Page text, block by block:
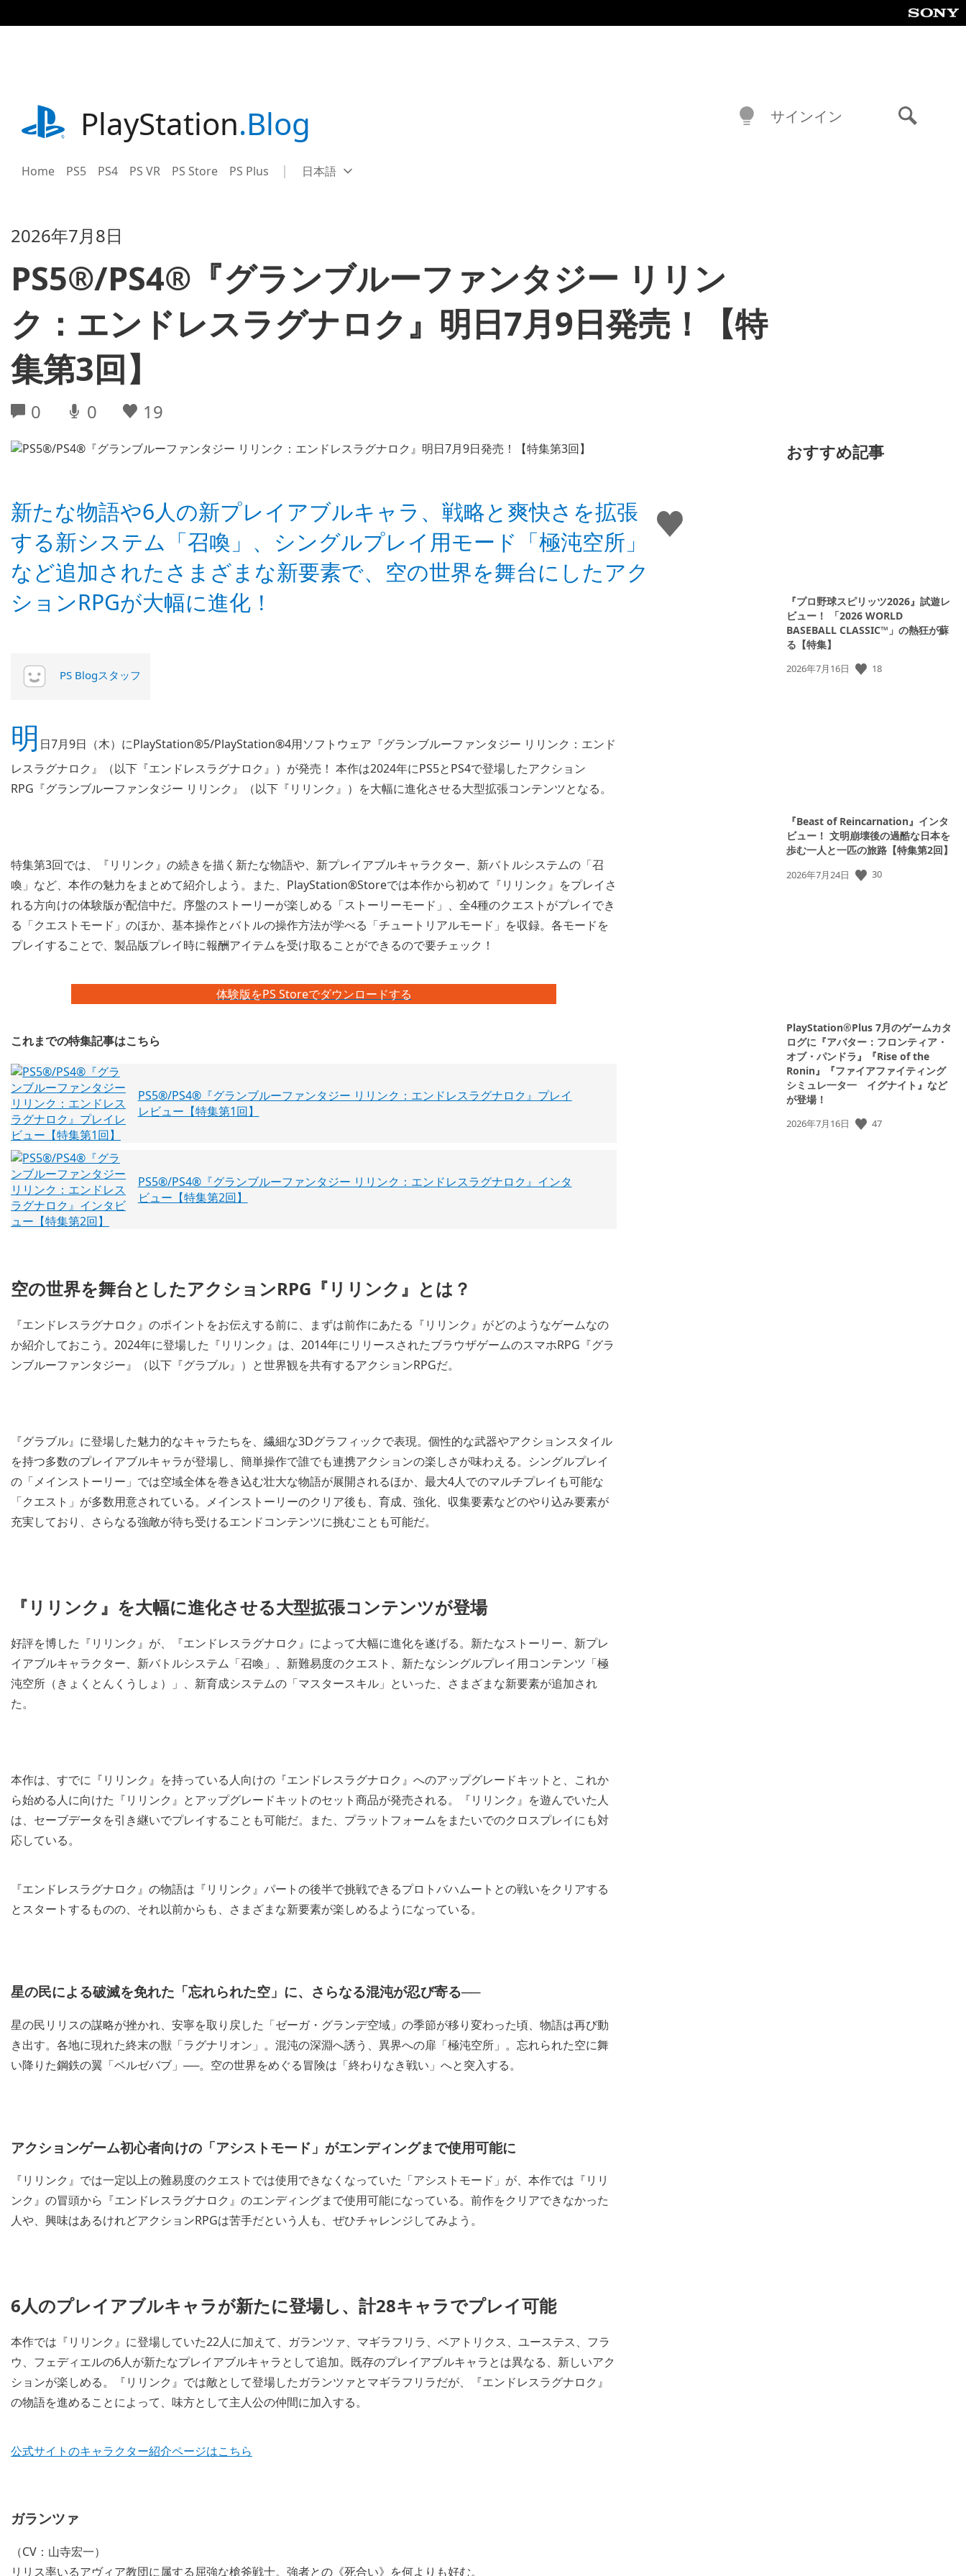
事
playstation.comPlayStation.Blog
Home PS5 PS4 PS VR PS Store PS Plus Select
Current
日本語
サインイン
2026年7月8日
PS5®/PS4®『グランブルーファンタジー リリン
ク：エンドレスラグナロク』明日7月9日発売！【特
集第3回】
0 0 19
い
い
ね
新たな物語や6人の新プレイアブルキャラ、戦略と爽快さを拡張
する新システム「召喚」、シングルプレイ用モード「極沌空所」
など追加されたさまざまな新要素で、空の世界を舞台にしたアク
ションRPGが大幅に進化！
PS Blogスタッフ
明 日7月9日（木）にPlayStation®5/PlayStation®4用ソフトウェア『グランブルーファンタジー リリンク：エンド
レスラグナロク』（以下『エンドレスラグナロク』）が発売！ 本作は2024年にPS5とPS4で登場したアクション
RPG『グランブルーファンタジー リリンク』（以下『リリンク』）を大幅に進化させる大型拡張コンテンツとなる。
特集第3回では、『リリンク』の続きを描く新たな物語や、新プレイアブルキャラクター、新バトルシステムの「召
喚」など、本作の魅力をまとめて紹介しよう。また、PlayStation®Storeでは本作から初めて『リリンク』をプレイさ
れる方向けの体験版が配信中だ。序盤のストーリーが楽しめる「ストーリーモード」、全4種のクエストがプレイでき
る「クエストモード」のほか、基本操作とバトルの操作方法が学べる「チュートリアルモード」を収録。各モードを
プレイすることで、製品版プレイ時に報酬アイテムを受け取ることができるので要チェック！
体験版をPS Storeでダウンロードする
これまでの特集記事はこちら
PS5®/PS4®『グランブルーファンタジー リリンク：エンドレスラグナロク』プレイ
レビュー【特集第1回】
PS5®/PS4®『グランブルーファンタジー リリンク：エンドレスラグナロク』インタ
ビュー【特集第2回】
空の世界を舞台としたアクションRPG『リリンク』とは？
『エンドレスラグナロク』のポイントをお伝えする前に、まずは前作にあたる『リリンク』がどのようなゲームなの
か紹介しておこう。2024年に登場した『リリンク』は、2014年にリリースされたブラウザゲームのスマホRPG『グラ
ンブルーファンタジー』（以下『グラブル』）と世界観を共有するアクションRPGだ。
『グラブル』に登場した魅力的なキャラたちを、繊細な3Dグラフィックで表現。個性的な武器やアクションスタイル
を持つ多数のプレイアブルキャラが登場し、簡単操作で誰でも連携アクションの楽しさが味わえる。シングルプレイ
の「メインストーリー」では空域全体を巻き込む壮大な物語が展開されるほか、最大4人でのマルチプレイも可能な
「クエスト」が多数用意されている。メインストーリーのクリア後も、育成、強化、収集要素などのやり込み要素が
充実しており、さらなる強敵が待ち受けるエンドコンテンツに挑むことも可能だ。
『リリンク』を大幅に進化させる大型拡張コンテンツが登場
好評を博した『リリンク』が、『エンドレスラグナロク』によって大幅に進化を遂げる。新たなストーリー、新プレ
イアブルキャラクター、新バトルシステム「召喚」、新難易度のクエスト、新たなシングルプレイ用コンテンツ「極
沌空所（きょくとんくうしょ）」、新育成システムの「マスタースキル」といった、さまざまな新要素が追加され
た。
本作は、すでに『リリンク』を持っている人向けの『エンドレスラグナロク』へのアップグレードキットと、これか
ら始める人に向けた『リリンク』とアップグレードキットのセット商品が発売される。『リリンク』を遊んでいた人
は、セーブデータを引き継いでプレイすることも可能だ。また、プラットフォームをまたいでのクロスプレイにも対
応している。
『エンドレスラグナロク』の物語は『リリンク』パートの後半で挑戦できるプロトバハムートとの戦いをクリアする
とスタートするものの、それ以前からも、さまざまな新要素が楽しめるようになっている。
星の民による破滅を免れた「忘れられた空」に、さらなる混沌が忍び寄る──
星の民リリスの謀略が挫かれ、安寧を取り戻した「ゼーガ・グランデ空域」の季節が移り変わった頃、物語は再び動
き出す。各地に現れた終末の獣「ラグナリオン」。混沌の深淵へ誘う、異界への扉「極沌空所」。忘れられた空に舞
い降りた鋼鉄の翼「ベルゼバブ」──。空の世界をめぐる冒険は「終わりなき戦い」へと突入する。
アクションゲーム初心者向けの「アシストモード」がエンディングまで使用可能に
『リリンク』では一定以上の難易度のクエストでは使用できなくなっていた「アシストモード」が、本作では『リリ
ンク』の冒頭から『エンドレスラグナロク』のエンディングまで使用可能になっている。前作をクリアできなかった
人や、興味はあるけれどアクションRPGは苦手だという人も、ぜひチャレンジしてみよう。
6人のプレイアブルキャラが新たに登場し、計28キャラでプレイ可能
本作では『リリンク』に登場していた22人に加えて、ガランツァ、マギラフリラ、ベアトリクス、ユーステス、フラ
ウ、フェディエルの6人が新たなプレイアブルキャラとして追加。既存のプレイアブルキャラとは異なる、新しいアク
ションが楽しめる。『リリンク』では敵として登場したガランツァとマギラフリラだが、『エンドレスラグナロク』
の物語を進めることによって、味方として主人公の仲間に加入する。
公式サイトのキャラクター紹介ページはこちら
ガランツァ
（CV：山寺宏一）
リリス率いるアヴィア教団に属する屈強な槍斧戦士。強者との《死合い》を何よりも好む。
おすすめ記事
『プロ野球スピリッツ2026』試遊レ
ビュー！ 「2026 WORLD
BASEBALL CLASSIC™」の熱狂が蘇
る【特集】
公
2026年7月16日 18
『Beast of Reincarnation』インタ
ビュー！ 文明崩壊後の過酷な日本を
歩む一人と一匹の旅路【特集第2回】
公
2026年7月24日 30
PlayStation®Plus 7月のゲームカタ
ログに『アバター：フロンティア・
オブ・パンドラ』『Rise of the
Ronin』『ファイアファイティング
シミュレ一タ一 イグナイト』など
が登場！
公
2026年7月16日 47